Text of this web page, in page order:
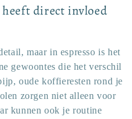
heeft direct invloed
maar in espresso is het
gewoontes die het verschil
oude koffieresten rond je
zorgen niet alleen voor
kunnen ook je routine